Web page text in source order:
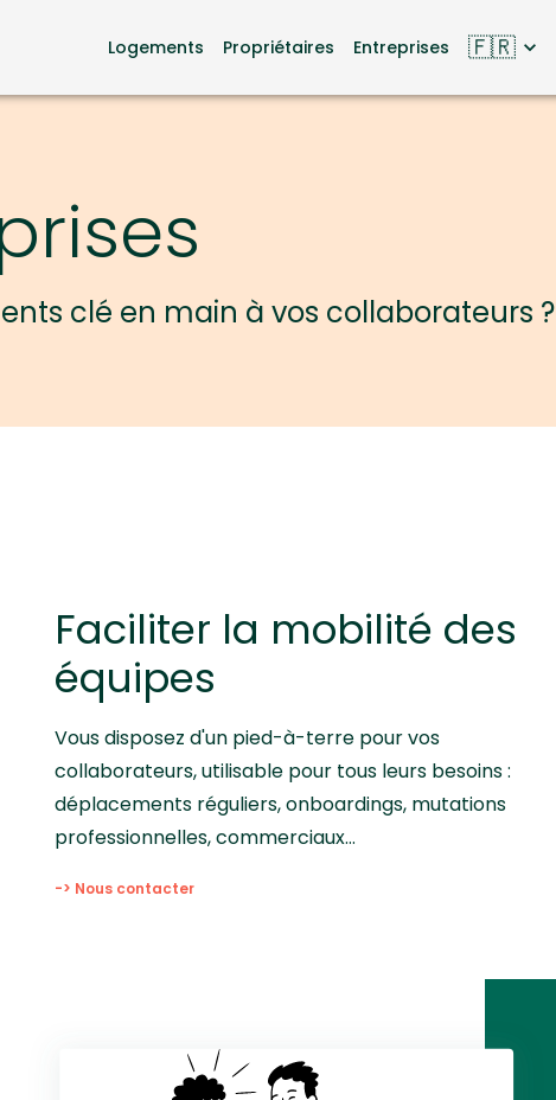
Logements Propriétaires Entreprises 🇫🇷
clé en main à vos collaborateurs ?
Faciliter la mobilité des
équipes
Vous disposez d'un pied-à-terre pour vos
collaborateurs, utilisable pour tous leurs besoins :
déplacements réguliers, onboardings, mutations
professionnelles, commerciaux…
-> Nous contacter